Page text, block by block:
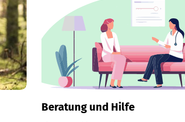
Beratung und Hilfe